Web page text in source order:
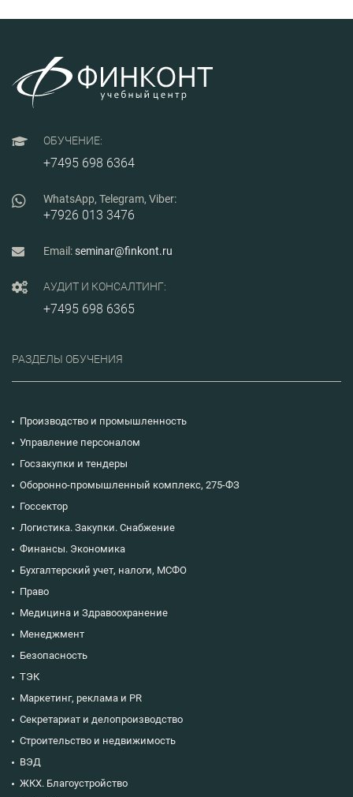
как собрать и
рассмотрят алгоритмы
ОБУЧЕНИЕ:
+7495 698 6364
WhatsApp, Telegram, Viber:
+7926 013 3476
Email:seminar@finkont.ru
АУДИТ И КОНСАЛТИНГ:
+7495 698 6365
РАЗДЕЛЫ ОБУЧЕНИЯ
Производство и промышленность
Управление персоналом
Госзакупки и тендеры
Оборонно-промышленный комплекс, 275-ФЗ
Госсектор
Логистика. Закупки. Снабжение
Финансы. Экономика
Бухгалтерский учет, налоги, МСФО
Право
Медицина и Здравоохранение
Менеджмент
Безопасность
ТЭК
Маркетинг, реклама и PR
Секретариат и делопроизводство
Строительство и недвижимость
ВЭД
ЖКХ. Благоустройство